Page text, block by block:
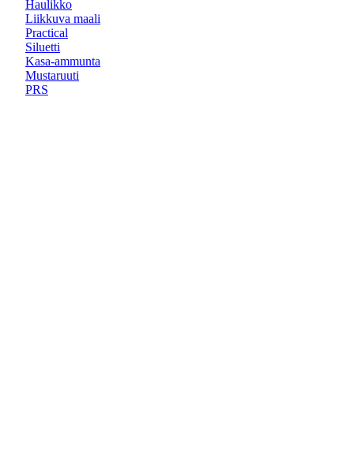
Haulikko
Liikkuva maali
Practical
Siluetti
Kasa-ammunta
Mustaruuti
PRS